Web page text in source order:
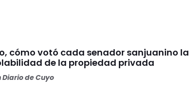
cómo votó cada senador sanjuanino la
de la propiedad privada
Diario de Cuyo